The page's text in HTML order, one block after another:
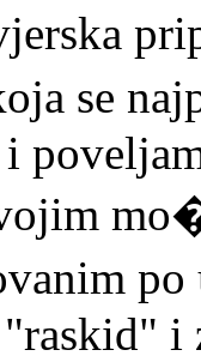
se
i